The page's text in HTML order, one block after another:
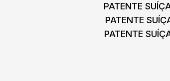
PATENTE
PATENTE
PATENTE